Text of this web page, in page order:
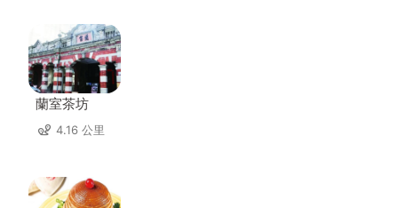
蘭室茶坊
4.16 公里